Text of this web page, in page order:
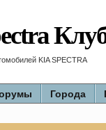
KIA SPECTRA
Города